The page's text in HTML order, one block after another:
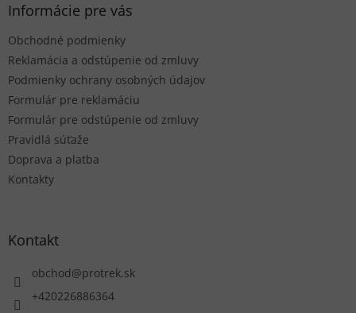
Informácie pre vás
Obchodné podmienky
Reklamácia a odstúpenie od zmluvy
Podmienky ochrany osobných údajov
Formulár pre reklamáciu
Formulár pre odstúpenie od zmluvy
Pravidlá súťaže
Doprava a platba
Kontakty
Kontakt
obchod@protrek.sk
+420226886364